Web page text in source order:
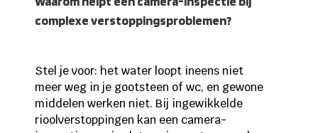
complexe verstoppingsproblemen?
Stel je voor: het water loopt ineens niet
meer weg in je gootsteen of wc, en gewone
middelen werken niet. Bij ingewikkelde
rioolverstoppingen kan een camera-